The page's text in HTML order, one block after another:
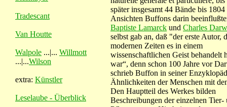
Tradescant
Van Houtte
Walpole ...|... Willmott
...|...Wilson
extra: Künstler
Leselaube - Überblick
später insgesamt 44 Bände bis
Ansichten Buffons darin
Baptiste Lamarck und Charles
selbst gab an, daß "der erste Autor,
modernen Zeiten es in einem
wissenschaftlichen Geist behandelt
war“, denn schon 100 Jahre vor
schrieb Buffon in seiner
Ähnlichkeiten der Menschen mit
Den Hauptteil des Werkes bilden
Beschreibungen der einzelnen Tier-